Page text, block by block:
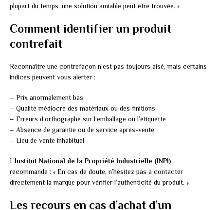
plupart du temps, une solution amiable peut être trouvée. »
Comment identifier un produit
contrefait
Reconnaître une contrefaçon n’est pas toujours aisé, mais certains
indices peuvent vous alerter :
– Prix anormalement bas
– Qualité médiocre des matériaux ou des finitions
– Erreurs d’orthographe sur l’emballage ou l’étiquette
– Absence de garantie ou de service après-vente
– Lieu de vente inhabituel
L’Institut National de la Propriété Industrielle (INPI)
recommande : « En cas de doute, n’hésitez pas à contacter
directement la marque pour vérifier l’authenticité du produit. »
Les recours en cas d’achat d’un